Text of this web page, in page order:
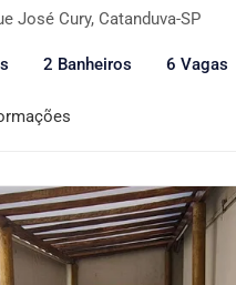
José Cury, Catanduva-SP
2 Banheiros 6 Vagas